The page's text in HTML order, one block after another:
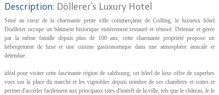
Description: Döllerer's Luxury Hotel
Situé au cœur de la charmante petite ville commerçante de Golling, le luxueux hôtel
Doellerer occupe un bâtiment historique entièrement restauré et rénové. Détenue et gérée
par la même famille depuis plus de 100 ans, cette charmante propriété propose un
hébergement de luxe et une cuisine gastronomique dans une atmosphère amicale et
détendue.
idéal pour visiter cette fascinante région de salzbourg, cet hôtel de luxe offre de superbes
vues sur la place du marché et les vignobles depuis nombre de ses chambres et suites et
permet d'accéder facilement aux principaux sites d'intérêt de la ville, tels que le château, le le